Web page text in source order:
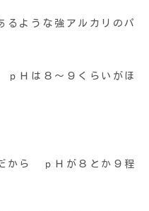
ような強アルカリのパ
Ｈは８〜９くらいがほ
から ｐＨが８とか９程